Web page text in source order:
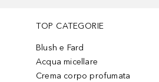
TOP CATEGORIE
Blush e Fard
Acqua micellare
Crema corpo profumata